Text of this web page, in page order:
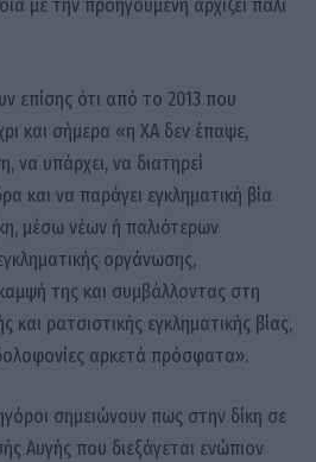
με την προηγούμενη αρχίζει πάλι
επίσης ότι από το 2013 που
και σήμερα «η ΧΑ δεν έπαψε,
να υπάρχει, να διατηρεί
και να παράγει εγκληματική βία
μέσω νέων ή παλιότερων
οργάνωσης,
της και συμβάλλοντας στη
και ρατσιστικής εγκληματικής βίας,
αρκετά πρόσφατα».
σημειώνουν πως στην δίκη σε
Αυγής που διεξάγεται ενώπιον